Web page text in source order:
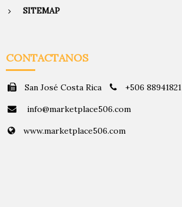
SITEMAP
CONTACTANOS
San José Costa Rica +506 88941821
info@marketplace506.com
www.marketplace506.com